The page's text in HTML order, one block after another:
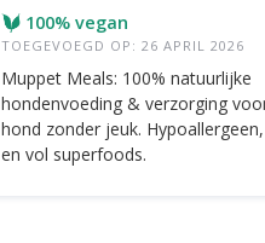
100% vegan
TOEGEVOEGD OP: 26 APRIL 2026
Muppet Meals: 100% natuurlijke
hondenvoeding & verzorging
hond zonder jeuk.
en vol superfoods.